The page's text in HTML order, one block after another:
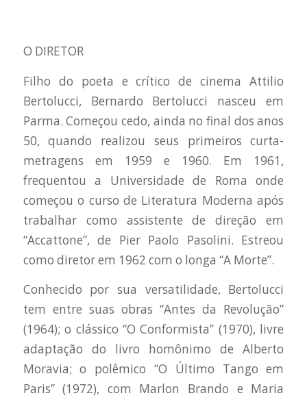
O DIRETOR
Filho do poeta e crítico de cinema Attilio
Bertolucci, Bernardo Bertolucci nasceu em
Parma. Começou cedo, ainda no final dos anos
50, quando realizou seus primeiros curta-
metragens em 1959 e 1960. Em 1961,
frequentou a Universidade de Roma onde
começou o curso de Literatura Moderna após
trabalhar como assistente de direção em
“Accattone”, de Pier Paolo Pasolini. Estreou
como diretor em 1962 com o longa “A Morte”.
Conhecido por sua versatilidade, Bertolucci
tem entre suas obras “Antes da Revolução”
(1964); o clássico “O Conformista” (1970), livre
adaptação do livro homônimo de Alberto
Moravia; o polêmico “O Último Tango em
Paris” (1972), com Marlon Brando e Maria